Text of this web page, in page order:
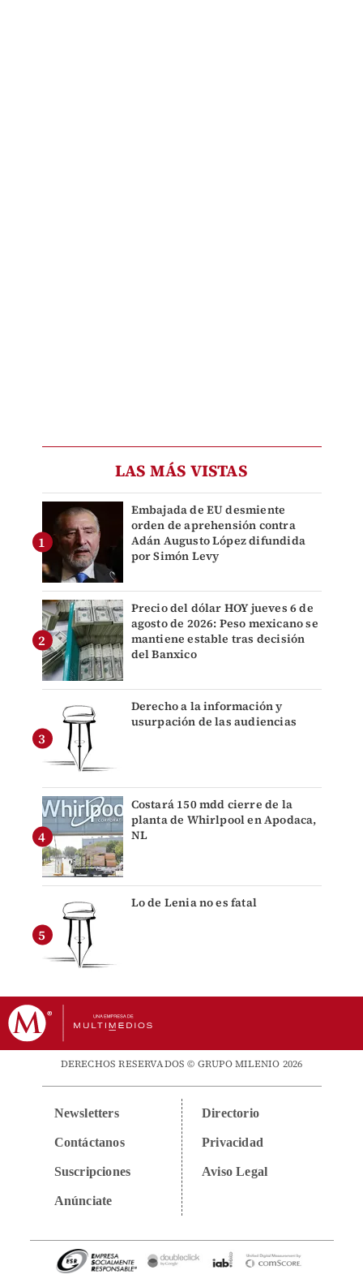
LAS MÁS VISTAS
Embajada de EU desmiente
orden de aprehensión contra
Adán Augusto López difundida
por Simón Levy
Precio del dólar HOY jueves 6 de
agosto de 2026: Peso mexicano se
mantiene estable tras decisión
del Banxico
Derecho a la información y
usurpación de las audiencias
Costará 150 mdd cierre de la
planta de Whirlpool en Apodaca,
NL
Lo de Lenia no es fatal
DERECHOS RESERVADOS © GRUPO MILENIO 2026
Newsletters
Contáctanos
Suscripciones
Anúnciate
Directorio
Privacidad
Aviso Legal